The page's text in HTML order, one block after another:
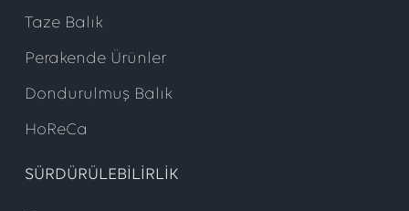
Taze Balık
Perakende Ürünler
Dondurulmuş Balık
HoReCa
SÜRDÜRÜLEBILIRLIK